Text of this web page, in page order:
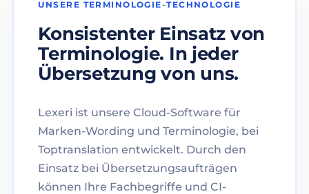
UNSERE TERMINOLOGIE-TECHNOLOGIE
Konsistenter Einsatz von
Terminologie. In jeder
Übersetzung von uns.
Lexeri ist unsere Cloud-Software für
Marken-Wording und Terminologie, bei
Toptranslation entwickelt. Durch den
Einsatz bei Übersetzungsaufträgen
können Ihre Fachbegriffe und CI-